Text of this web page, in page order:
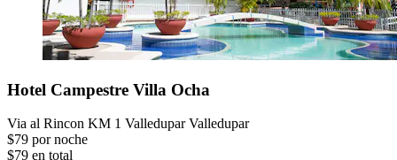
Hotel Campestre Villa Ocha
Via al Rincon KM 1 Valledupar Valledupar
$79 por noche
$79 en total